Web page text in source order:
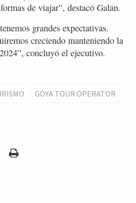
de viajar”, destacó Galán.
grandes expectativas.
creciendo manteniendo la
concluyó el ejecutivo.
GOYA TOUR OPERATOR